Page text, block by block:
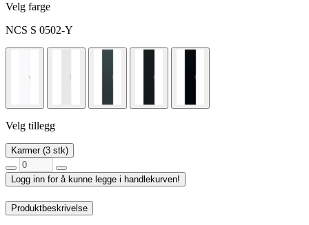
Velg farge
NCS S 0502-Y
Velg tillegg
Karmer (3 stk)
Logg inn for å kunne legge i handlekurven!
Produktbeskrivelse